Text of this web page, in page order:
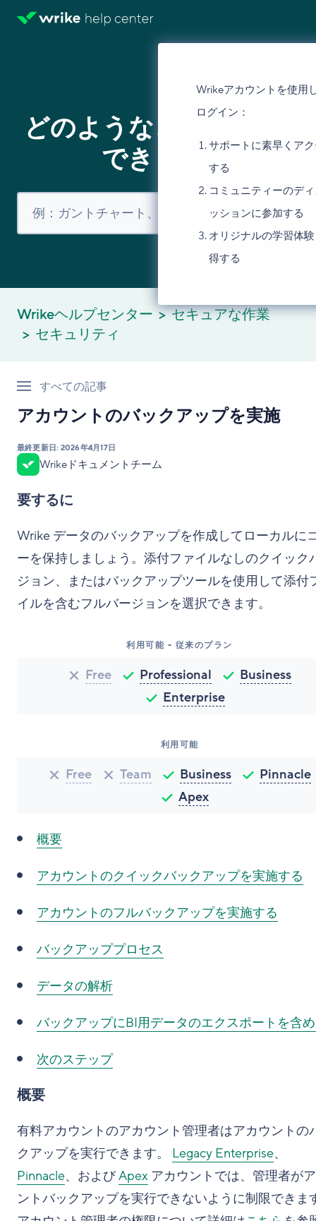
Wrikeアカウントを使用
ログイン：
サポートに素早くア
する
コミュニティーのデ
ッションに参加する
オリジナルの学習体
得する
どのようなことでお手
できますか？
Wrikeヘルプセンター
セキュアな作業
セキュリティ
すべての記事
アカウントのバックアップを実施
最終更新日: 2026年4月17日
Wrikeドキュメントチーム
要するに
Wrike データのバックアップを作成してローカルに
ーを保持しましょう。添付ファイルなしのクイック
ジョン、またはバックアップツールを使用して添付
イルを含むフルバージョンを選択できます。
利用可能 - 従来のプラン
Free Professional
Business
Enterprise
利用可能
Free Team Business
Pinnacle
Apex
概要
アカウントのクイックバックアップを実施する
アカウントのフルバックアップを実施する
バックアッププロセス
データの解析
バックアップにBI用データのエクスポートを含
次のステップ
概要
有料アカウントのアカウント管理者はアカウントの
クアップを実行できます。 Legacy Enterprise、
Pinnacle、およびApex アカウントでは、管理者が
ントバックアップを実行できないように制限できま